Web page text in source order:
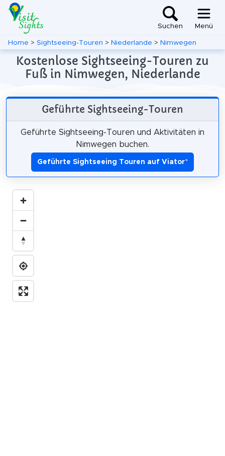
Suchen Menü
Home > Sightseeing-Touren > Niederlande > Nimwegen
Kostenlose Sightseeing-Touren zu
Fuß in Nimwegen, Niederlande
Geführte Sightseeing-Touren
Geführte Sightseeing-Touren und Aktivitäten in
Nimwegen buchen.
Geführte Sightseeing Touren auf Viator*